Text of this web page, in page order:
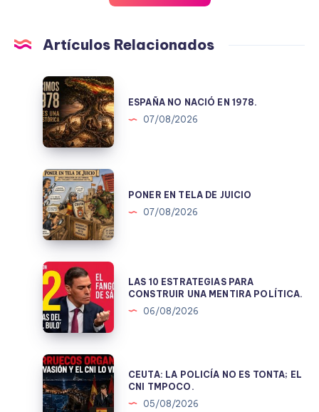
Artículos Relacionados
ESPAÑA
NO
NACIÓ
EN
1978.
ESPAÑA NO NACIÓ EN 1978.
07/08/2026
PONER
EN
TELA
DE
JUICIO
PONER EN TELA DE JUICIO
07/08/2026
LAS
10
ESTRATEGIAS
PARA
CONSTRUIR
UNA
MENTIRA
POLÍTICA.
LAS 10 ESTRATEGIAS PARA
CONSTRUIR UNA MENTIRA POLÍTICA.
06/08/2026
CEUTA:
LA
POLICÍA
CEUTA: LA POLICÍA NO ES TONTA; EL
CNI TMPOCO.
05/08/2026